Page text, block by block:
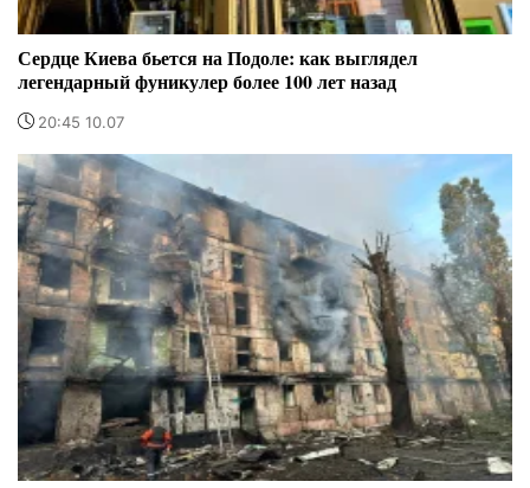
Сердце Киева бьется на Подоле: как выглядел
легендарный фуникулер более 100 лет назад
20:45 10.07